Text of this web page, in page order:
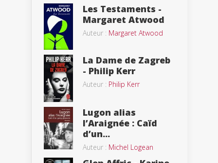
Les Testaments -
Margaret Atwood
Auteur : Margaret Atwood
La Dame de Zagreb
- Philip Kerr
Auteur : Philip Kerr
Lugon alias
l’Araignée : Caïd
d’un...
Auteur : Michel Logean